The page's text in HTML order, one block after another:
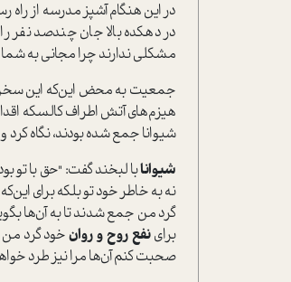
در این هنگام آشپز مدرسه از راه
در دهکده بالا جان چندصد نفر
مشکلی ندارند چرا مجانی به
جمعیت به محض این‌که این سخن
هیزم‌های آتش اطراف کالسکه
شیوانا جمع شده بودند، نگاه کرد
شیوانابا لبخند گفت: "حق با تو
نه به خاطر خود تو بلکه برای
گرد من جمع شدند تا به آن‌ها
براینفع روح و روانخود گرد
صحبت کنم آن‌ها مرا نیز طرد